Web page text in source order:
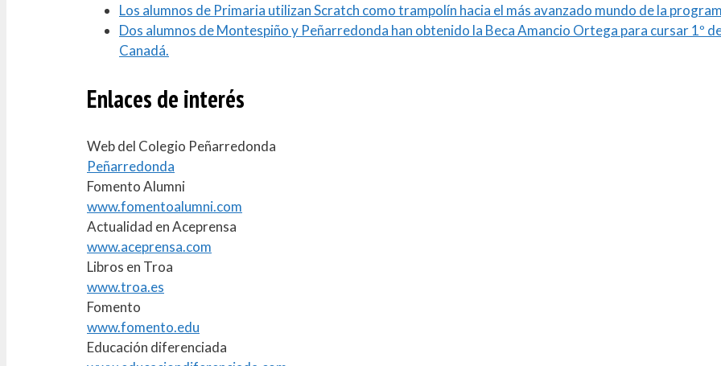
Los alumnos de Primaria utilizan Scratch como trampolín hacia el más avanzado mundo de la
Dos alumnos de Montespiño y Peñarredonda han obtenido la Beca Amancio Ortega para cursar 1º
Canadá.
Enlaces de interés
Web del Colegio Peñarredonda
Peñarredonda
Fomento Alumni
www.fomentoalumni.com
Actualidad en Aceprensa
www.aceprensa.com
Libros en Troa
www.troa.es
Fomento
www.fomento.edu
Educación diferenciada